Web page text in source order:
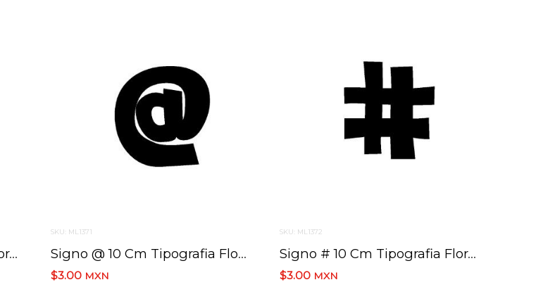
Signo & 10 Cm Tipografia Floraless
SKU: ML1371
Signo @ 10 Cm Tipografia Floraless
$3.00 MXN
SKU: ML1372
Signo # 10 Cm Tipografia Floraless
$3.00 MXN